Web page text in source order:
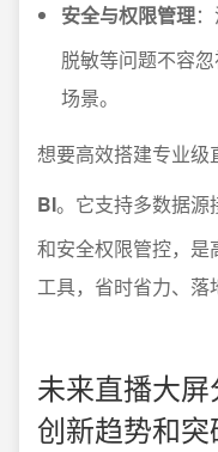
安全与权限管理
脱敏等问题不容
场景。
想要高效搭建专业
BI。它支持多数据源
和安全权限管控，是
工具，省时省力、落
未来直播大
创新趋势和突